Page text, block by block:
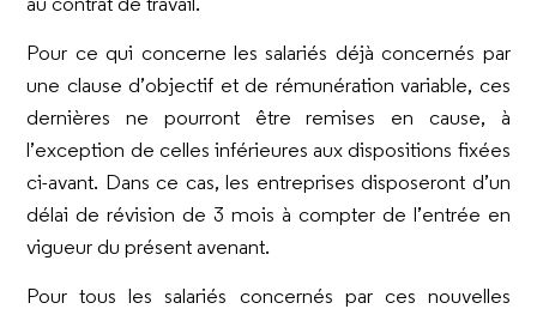
Pour ce qui concerne les salariés déjà concernés par
une clause d’objectif et de rémunération variable, ces
dernières ne pourront être remises en cause, à
l’exception de celles inférieures aux dispositions fixées
ci-avant. Dans ce cas, les entreprises disposeront d’un
délai de révision de 3 mois à compter de l’entrée en
vigueur du présent avenant.
Pour tous les salariés concernés par ces nouvelles